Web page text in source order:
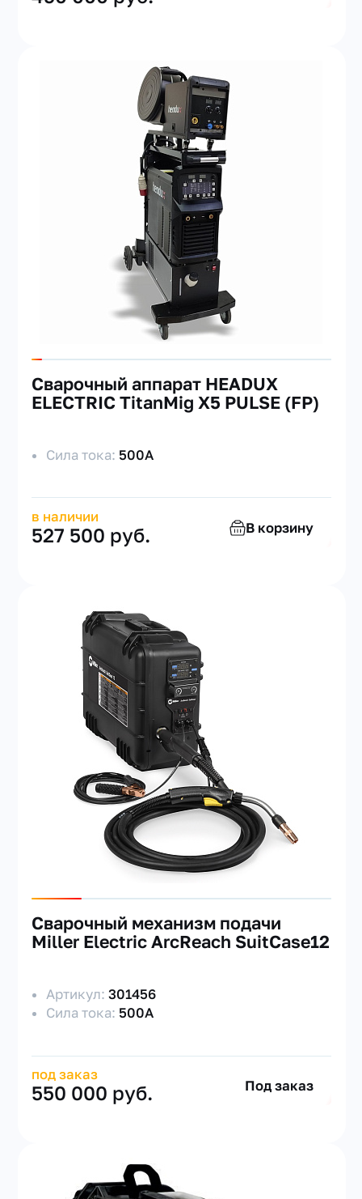
Cварочный аппарат HEADUX
ELECTRIC TitanMig X5 PULSE (FP)
Сила тока: 500А
в наличии
527 500 руб. В корзину
Сварочный механизм подачи
Miller Electric ArcReach SuitCase12
Артикул:301456
Сила тока: 500А
под заказ
550 000 руб. Под заказ